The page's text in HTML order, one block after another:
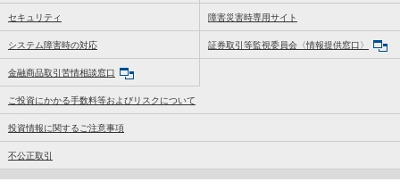
セキュリティ 障害災害時専用サイト
システム障害時の対応 証券取引等監視委員会〈情報提供窓口〉
金融商品取引苦情相談窓口
ご投資にかかる手数料等およびリスクについて
投資情報に関するご注意事項
不公正取引